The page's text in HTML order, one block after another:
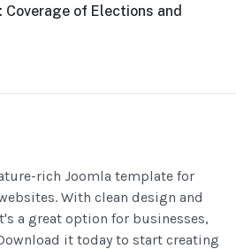
Coverage of Elections and
rich Joomla template for
With clean design and
a great option for businesses,
it today to start creating